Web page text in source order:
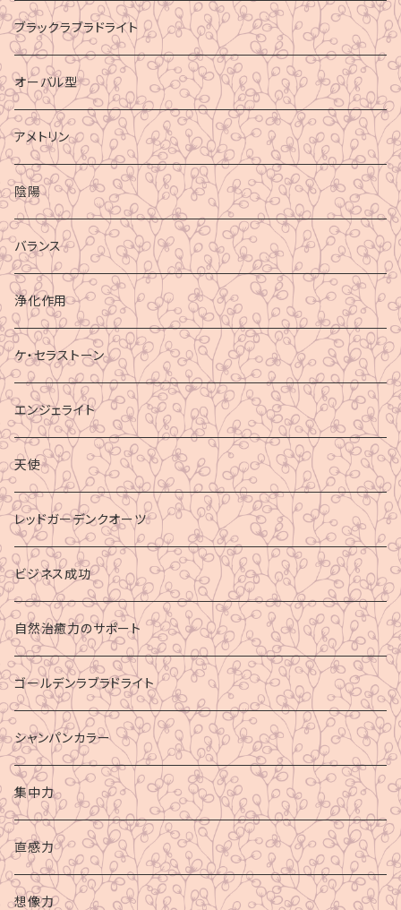
ブラックラブラドライト
オーバル型
アメトリン
陰陽
バランス
浄化作用
ケ・セラストーン
エンジェライト
天使
レッドガーデンクオーツ
ビジネス成功
自然治癒力のサポート
ゴールデンラブラドライト
シャンパンカラー
集中力
直感力
想像力